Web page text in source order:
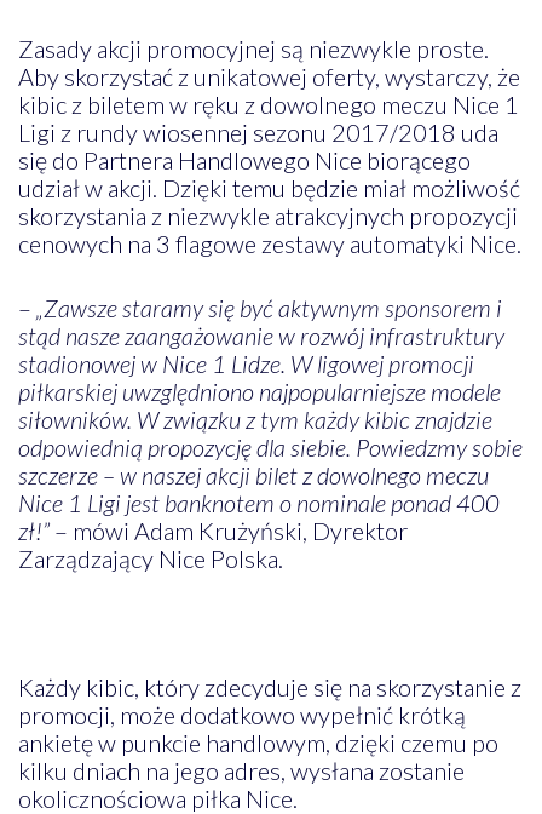
Zasady akcji promocyjnej są niezwykle proste.
Aby skorzystać z unikatowej oferty, wystarczy, że
kibic z biletem w ręku z dowolnego meczu Nice 1
Ligi z rundy wiosennej sezonu 2017/2018 uda
się do Partnera Handlowego Nice biorącego
udział w akcji. Dzięki temu będzie miał możliwość
skorzystania z niezwykle atrakcyjnych propozycji
cenowych na 3 flagowe zestawy automatyki Nice.
– „Zawsze staramy się być aktywnym sponsorem i
stąd nasze zaangażowanie w rozwój infrastruktury
stadionowej w Nice 1 Lidze. W ligowej promocji
piłkarskiej uwzględniono najpopularniejsze modele
siłowników. W związku z tym każdy kibic znajdzie
odpowiednią propozycję dla siebie. Powiedzmy sobie
szczerze – w naszej akcji bilet z dowolnego meczu
Nice 1 Ligi jest banknotem o nominale ponad 400
zł!”– mówi Adam Krużyński, Dyrektor
Zarządzający Nice Polska.
Każdy kibic, który zdecyduje się na skorzystanie z
promocji, może dodatkowo wypełnić krótką
ankietę w punkcie handlowym, dzięki czemu po
kilku dniach na jego adres, wysłana zostanie
okolicznościowa piłka Nice.